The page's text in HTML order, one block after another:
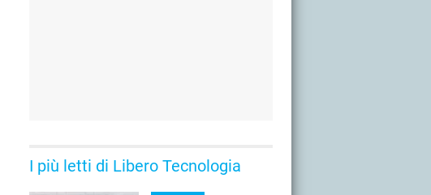
I più letti di Libero Tecnologia